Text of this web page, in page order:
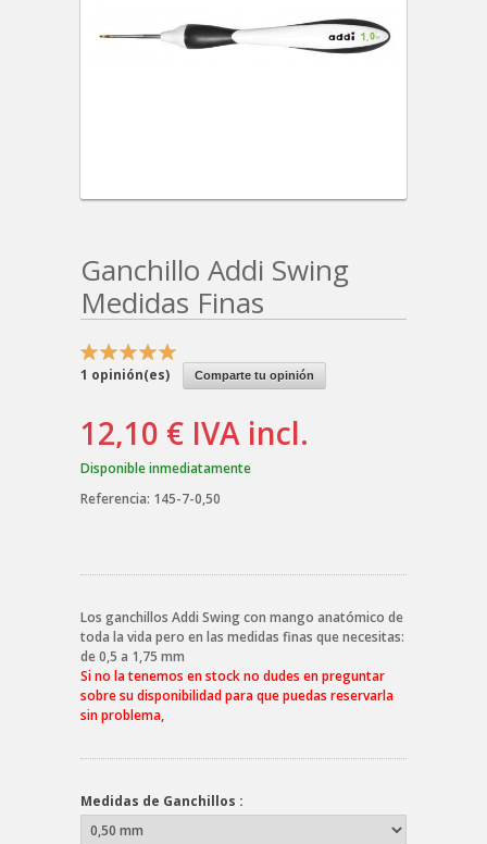
Ganchillo Addi Swing
Medidas Finas
1 opinión(es) Comparte tu opinión
12,10 € IVA incl.
Disponible inmediatamente
Referencia: 145-7-0,50
Los ganchillos Addi Swing con mango anatómico de
toda la vida pero en las medidas finas que necesitas:
de 0,5 a 1,75 mm
Si no la tenemos en stock no dudes en preguntar
sobre su disponibilidad para que puedas reservarla
sin problema,
Medidas de Ganchillos :